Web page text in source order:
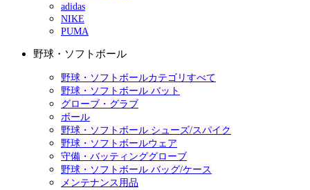
adidas
NIKE
PUMA
野球・ソフトボール
野球・ソフトボールカテゴリすべて
野球・ソフトボール バット
グローブ・グラブ
ボール
野球・ソフトボール シューズ/スパイク
野球・ソフトボールウェア
守備・バッティンググローブ
野球・ソフトボール バッグ/ケース
メンテナンス用品